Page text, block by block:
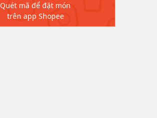
Quét mã để đặt món
trên app Shopee